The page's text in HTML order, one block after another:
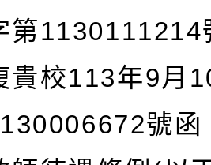
第1130111214
貴校113年9月
號函